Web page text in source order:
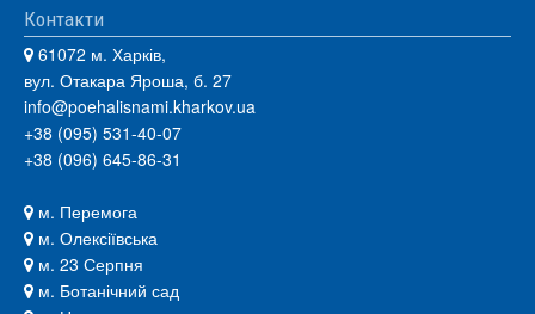
Контакти
61072 м. Харків,
вул. Отакара Яроша, б. 27
info@poehalisnami.kharkov.ua
+38 (095) 531-40-07
+38 (096) 645-86-31
м. Перемога
м. Олексіївська
м. 23 Серпня
м. Ботанічний сад